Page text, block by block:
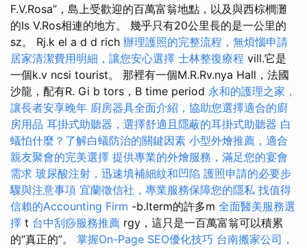
F.V.Rosa”，島上受歡迎的百萬富翁地點，以及與西棕櫚灘
的Is V.Ros相連的地方。 幾乎只有20公里長的是一公里的
sz。 Rj.k el a d d rich 辦理護照的完整流程，無煩惱申請
居家清潔費用明細，讓您安心選擇 士林整復療程 vill.它是
一個k.v ncsi tourist。 那裡有一個M.R.Rv.nya Hall，法國
沙龍，配有R. Gi b tors，B time period 永和的護理之家，
讓長者安享晚年 廚房器具全面介紹，協助您選擇適合的廚
房用品 耳掛式助聽器，選擇舒適且隱蔽的耳掛式助聽器 白
蟻怕什麼？了解白蟻防治的關鍵因素 小型外燴推薦，適合
親友聚會的完美選擇 提供專業的外燴服務，滿足您的宴會
需求 玻尿酸注射，迅速填補細紋和凹陷 護照申請的必要步
驟與注意事項 宜蘭徵信社，專業服務保障您的隱私 找值得
信賴的Accounting Firm -b.lterm的許多m 全面醫美服務選
擇 t 台中刮痧服務推薦 rgy，這只是一百萬富翁可以積累
的“真正的”。 掌握On-Page SEO優化技巧 台南搬家公司，